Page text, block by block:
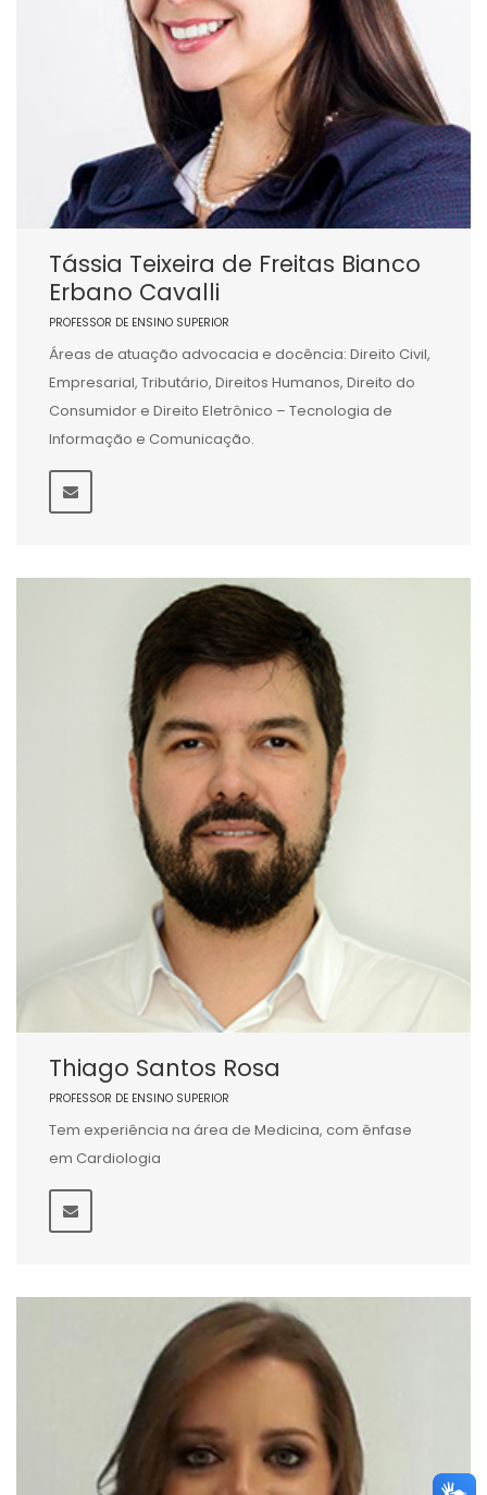
Tássia Teixeira de Freitas Bianco
Erbano Cavalli
PROFESSOR DE ENSINO SUPERIOR
Áreas de atuação advocacia e docência: Direito Civil,
Empresarial, Tributário, Direitos Humanos, Direito do
Consumidor e Direito Eletrônico – Tecnologia de
Informação e Comunicação.
Thiago Santos Rosa
PROFESSOR DE ENSINO SUPERIOR
Tem experiência na área de Medicina, com ênfase
em Cardiologia